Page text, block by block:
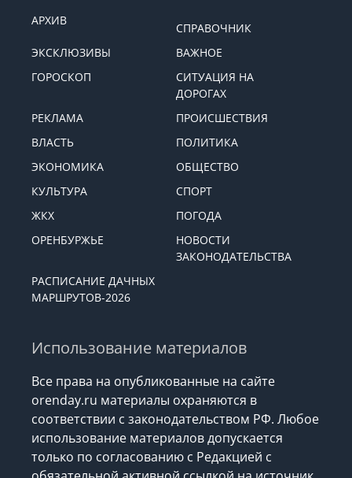
АРХИВ
СПРАВОЧНИК
ЭКСКЛЮЗИВЫ
ВАЖНОЕ
ГОРОСКОП
СИТУАЦИЯ НА
ДОРОГАХ
РЕКЛАМА
ПРОИСШЕСТВИЯ
ВЛАСТЬ
ПОЛИТИКА
ЭКОНОМИКА
ОБЩЕСТВО
КУЛЬТУРА
СПОРТ
ЖКХ
ПОГОДА
ОРЕНБУРЖЬЕ
НОВОСТИ
ЗАКОНОДАТЕЛЬСТВА
РАСПИСАНИЕ ДАЧНЫХ
МАРШРУТОВ-2026
Использование материалов
Все права на опубликованные на сайте
orenday.ru материалы охраняются в
соответствии с законодательством РФ. Любое
использование материалов допускается
только по согласованию с Редакцией с